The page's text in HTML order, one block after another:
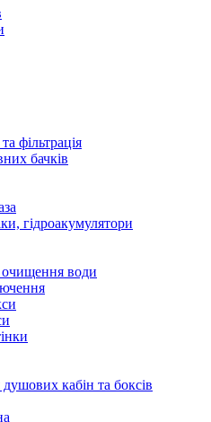
фільтрація
бачків
гідроакумулятори
очищення води
кабін та боксів